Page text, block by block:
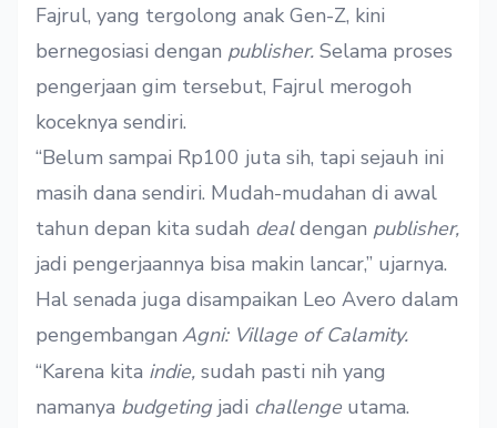
Fajrul, yang tergolong anak Gen-Z, kini
bernegosiasi dengan publisher. Selama proses
pengerjaan gim tersebut, Fajrul merogoh
koceknya sendiri.
“Belum sampai Rp100 juta sih, tapi sejauh ini
masih dana sendiri. Mudah-mudahan di awal
tahun depan kita sudah dealdengan publisher,
jadi pengerjaannya bisa makin lancar,” ujarnya.
Hal senada juga disampaikan Leo Avero dalam
pengembangan Agni: Village of Calamity.
“Karena kita indie, sudah pasti nih yang
namanya budgeting jadi challenge utama.